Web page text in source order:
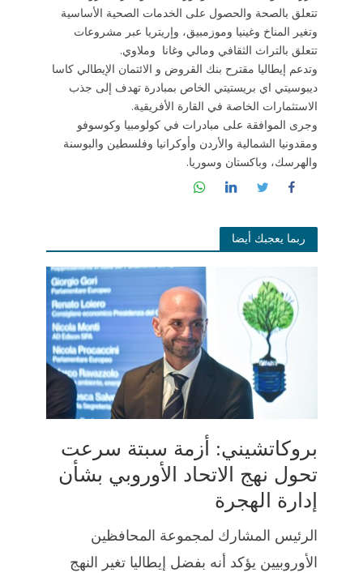
تتعلق بالصحة والحصول على الخدمات الصحية الأساسية
وتغير المناخ وغينيا وموزمبيق، وإريتريا عبر مشروعات
تتعلق بالتراث الثقافي ومالي وغانا وملاوي.
وتدعم إيطاليا مقترح بنك القروض و الائتمان الإيطالي كاسا
ديبوسيتي اي بريستيتي الخاص بمبادرة تهدف إلى جذب
الاستثمارات الخاصة في القارة الأفريقية.
وجرى الموافقة على مبادرات في كولومبيا وكوسوفو
ومقدونيا الشمالية والأردن وأوكرانيا ​​وفلسطين والبوسنة
والهرسك، وباكستان وسوريا.
ربما يعجبك أيضا
بروكاتشيني: أزمة سبتة سرعت
تحول نهج الاتحاد الأوروبي بشأن
إدارة الهجرة
الرئيس المشارك لمجموعة المحافظين
الأوروبيين يؤكد أنه بفضل إيطاليا تغير النهج